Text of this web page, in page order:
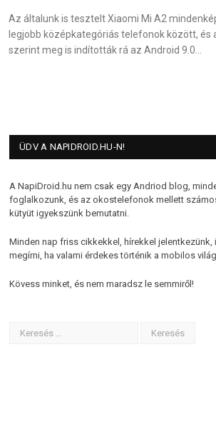
Az általunk is tesztelt Xiaomi Mi A2
legjobb középkategóriás telefonok között, és
szerint meg is indították rá az Android 9.0…
ÜDV A NAPIDROID.HU-N!
A NapiDroid.hu nem csak egy Andriod blog,
foglalkozunk, és az okostelefonok mellett
kütyüt igyekszünk bemutatni.
Minden nap friss cikkekkel, hírekkel jelentkezünk,
megírni, ha valami érdekes történik a mobilos
Kövess minket, és nem maradsz le semmiről!